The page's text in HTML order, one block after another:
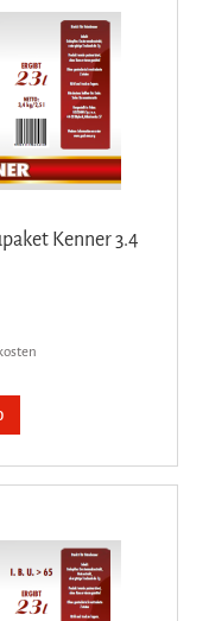
Kenner 3.4